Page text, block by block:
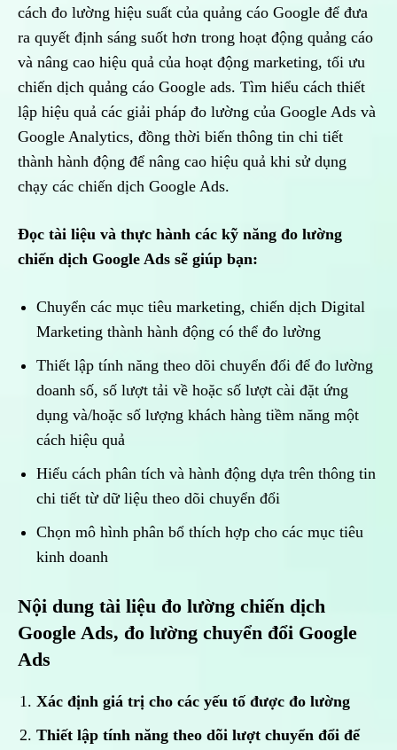
cách đo lường hiệu suất của quảng cáo Google để đưa
ra quyết định sáng suốt hơn trong hoạt động quảng cáo
và nâng cao hiệu quả của hoạt động marketing, tối ưu
chiến dịch quảng cáo Google ads. Tìm hiểu cách thiết
lập hiệu quả các giải pháp đo lường của Google Ads và
Google Analytics, đồng thời biến thông tin chi tiết
thành hành động để nâng cao hiệu quả khi sử dụng
chạy các chiến dịch Google Ads.
Đọc tài liệu và thực hành các kỹ năng đo lường
chiến dịch Google Ads sẽ giúp bạn:
Chuyển các mục tiêu marketing, chiến dịch Digital
Marketing thành hành động có thể đo lường
Thiết lập tính năng theo dõi chuyển đổi để đo lường
doanh số, số lượt tải về hoặc số lượt cài đặt ứng
dụng và/hoặc số lượng khách hàng tiềm năng một
cách hiệu quả
Hiểu cách phân tích và hành động dựa trên thông tin
chi tiết từ dữ liệu theo dõi chuyển đổi
Chọn mô hình phân bổ thích hợp cho các mục tiêu
kinh doanh
Nội dung tài liệu đo lường chiến dịch
Google Ads, đo lường chuyển đổi Google
Ads
Xác định giá trị cho các yếu tố được đo lường
Thiết lập tính năng theo dõi lượt chuyển đổi để